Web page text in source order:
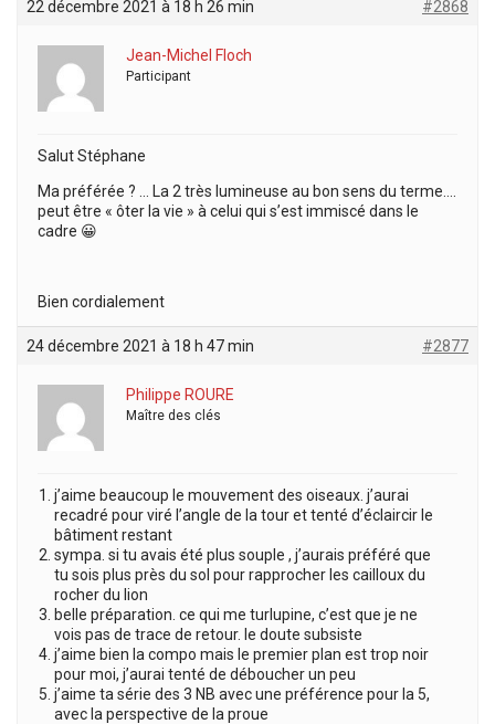
22 décembre 2021 à 18 h 26 min #2868
Jean-Michel Floch
Participant
Salut Stéphane
Ma préférée ? … La 2 très lumineuse au bon sens du terme….
peut être « ôter la vie » à celui qui s’est immiscé dans le
cadre 😀
Bien cordialement
24 décembre 2021 à 18 h 47 min #2877
Philippe ROURE
Maître des clés
j’aime beaucoup le mouvement des oiseaux. j’aurai
recadré pour viré l’angle de la tour et tenté d’éclaircir le
bâtiment restant
sympa. si tu avais été plus souple , j’aurais préféré que
tu sois plus près du sol pour rapprocher les cailloux du
rocher du lion
belle préparation. ce qui me turlupine, c’est que je ne
vois pas de trace de retour. le doute subsiste
j’aime bien la compo mais le premier plan est trop noir
pour moi, j’aurai tenté de déboucher un peu
j’aime ta série des 3 NB avec une préférence pour la 5,
avec la perspective de la proue